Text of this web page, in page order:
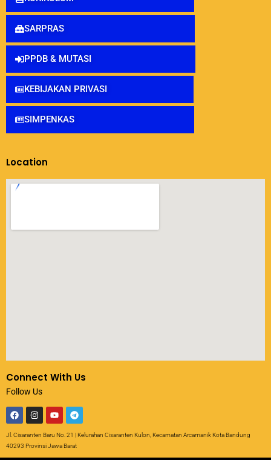
SARPRAS
PPDB & MUTASI
KEBIJAKAN PRIVASI
SIMPENKAS
Location
Connect With Us
Follow Us
Jl. Cisaranten Baru No. 21 | Kelurahan Cisaranten Kulon, Kecamatan Arcamanik Kota Bandung
40293 Provinsi Jawa Barat